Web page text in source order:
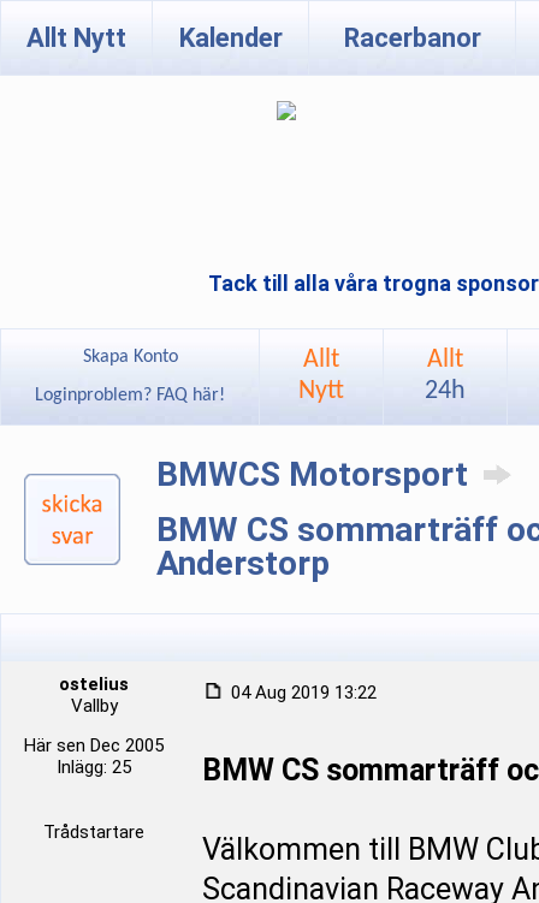
Allt Nytt Kalender Racerbanor
Tack till alla våra trogna
Skapa Konto
Loginproblem? FAQ här!
Allt
Nytt
Allt
24h
BMWCS Motorsport
BMW CS sommarträff
Anderstorp
ostelius
Vallby
Här sen Dec 2005
Inlägg: 25
Trådstartare
04 Aug 2019 13:22
BMW CS sommarträff
Välkommen till BMW
Scandinavian Raceway